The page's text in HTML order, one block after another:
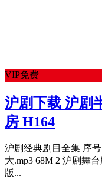
VIP免费
沪剧下载 沪剧
房 H164
沪剧经典剧目全集 序
大.mp3 68M 2 沪剧舞
版...